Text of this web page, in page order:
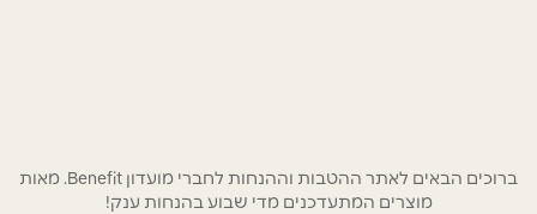
ברוכים הבאים לאתר ההטבות וההנחות לחברי מועדון Benefit. מאות
מוצרים המתעדכנים מדי שבוע בהנחות ענק!